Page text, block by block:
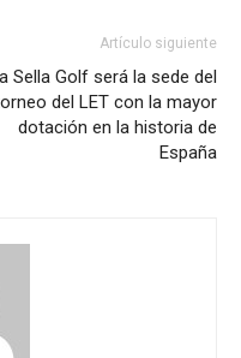
Artículo siguiente
Sella Golf será la sede del
del LET con la mayor
dotación en la historia de
España